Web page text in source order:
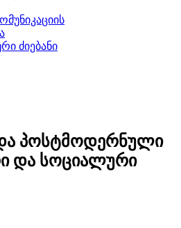
ძიებანი
პოსტმოდერნული
და სოციალური